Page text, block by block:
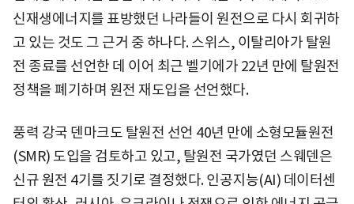
신재생에너지를 표방했던 나라들이 원전으로 다시 회귀하
고 있는 것도 그 근거 중 하나다. 스위스, 이탈리아가 탈원
전 종료를 선언한 데 이어 최근 벨기에가 22년 만에 탈원전
정책을 폐기하며 원전 재도입을 선언했다.
풍력 강국 덴마크도 탈원전 선언 40년 만에 소형모듈원전
(SMR) 도입을 검토하고 있고, 탈원전 국가였던 스웨덴은
신규 원전 4기를 짓기로 결정했다. 인공지능(AI) 데이터센